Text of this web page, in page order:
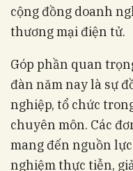
cộng đồng doanh
thương mại điện tử.
Góp phần quan
đàn năm nay là sự
nghiệp, tổ chức
chuyên môn. Các
mang đến nguồn
nghiệm thực tiễn,